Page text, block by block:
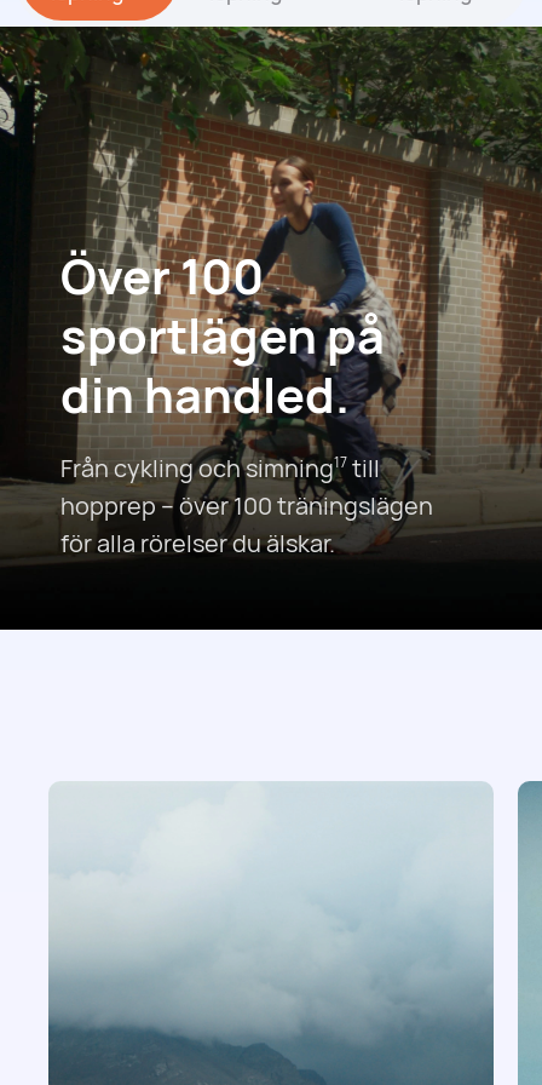
Över 100
sportlägen på
din handled.
Från cykling och simning17till
hopprep – över 100 träningslägen
för alla rörelser du älskar.